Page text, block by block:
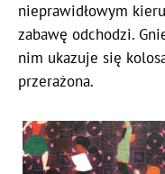
nieprawidłowym
zabawę odchodzi.
nim ukazuje się
przerażona.